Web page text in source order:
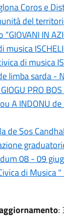
Coros e
del
IN
musica
di musica
limba sarda -
PRO
A INDONU de
de Sos
08 - 09
di Musica
: